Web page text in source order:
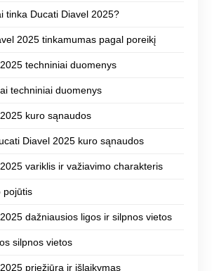
tinka Ducati Diavel 2025?
2025 tinkamumas pagal poreikį
techniniai duomenys
techniniai duomenys
kuro sąnaudos
Diavel 2025 kuro sąnaudos
variklis ir važiavimo charakteris
pojūtis
dažniausios ligos ir silpnos vietos
silpnos vietos
priežiūra ir išlaikymas